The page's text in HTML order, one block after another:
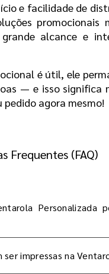
e facilidade de
promocionais
alcance e
é útil, ele
— e isso significa
pedido agora mesmo!
Frequentes (FAQ)
Personalizada
impressas na